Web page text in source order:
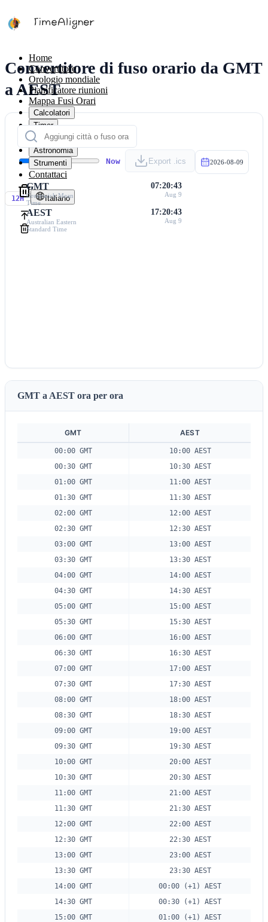
Home
Convertitore
Orologio mondiale
Pianificatore riunioni
Mappa Fusi Orari
Calcolatori
Timer
Calendario
Astronomia
Strumenti
Contattaci
12H Italiano
Convertitore di fuso orario da GMT
a AEST
Now Export .ics 2026-08-09
GMT
Greenwich Mean
Time
07:20:43
Aug 9
AEST
Australian Eastern
Standard Time
17:20:43
Aug 9
GMT a AEST ora per ora
GMT AEST
00:00 GMT
10:00 AEST
00:30 GMT
10:30 AEST
01:00 GMT
11:00 AEST
01:30 GMT
11:30 AEST
02:00 GMT
12:00 AEST
02:30 GMT
12:30 AEST
03:00 GMT
13:00 AEST
03:30 GMT
13:30 AEST
04:00 GMT
14:00 AEST
04:30 GMT
14:30 AEST
05:00 GMT
15:00 AEST
05:30 GMT
15:30 AEST
06:00 GMT
16:00 AEST
06:30 GMT
16:30 AEST
07:00 GMT
17:00 AEST
07:30 GMT
17:30 AEST
08:00 GMT
18:00 AEST
08:30 GMT
18:30 AEST
09:00 GMT
19:00 AEST
09:30 GMT
19:30 AEST
10:00 GMT
20:00 AEST
10:30 GMT
20:30 AEST
11:00 GMT
21:00 AEST
11:30 GMT
21:30 AEST
12:00 GMT
22:00 AEST
12:30 GMT
22:30 AEST
13:00 GMT
23:00 AEST
13:30 GMT
23:30 AEST
14:00 GMT
00:00 (+1) AEST
14:30 GMT
00:30 (+1) AEST
15:00 GMT
01:00 (+1) AEST